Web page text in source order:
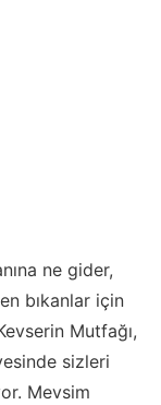
ne gider,
bıkanlar için
Mutfağı,
sizleri
Mevsim